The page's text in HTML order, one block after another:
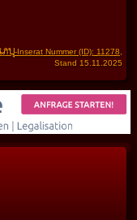
-Inserat Nummer (ID): 11278
Stand 15.11.2025